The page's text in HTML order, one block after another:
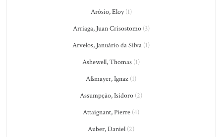
Arósio, Eloy(1)
Arriaga, Juan Crisostomo(3)
Arvelos, Januário da Silva (1)
Ashewell, Thomas (1)
Aßmayer, Ignaz (1)
Assumpção, Isidoro (2)
Attaignant, Pierre (4)
Auber, Daniel (2)